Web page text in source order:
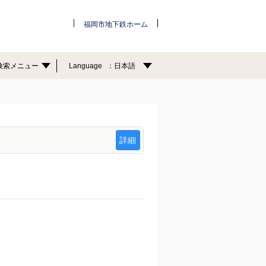
福岡市地下鉄ホーム
索メニュー Language 日本語
詳細